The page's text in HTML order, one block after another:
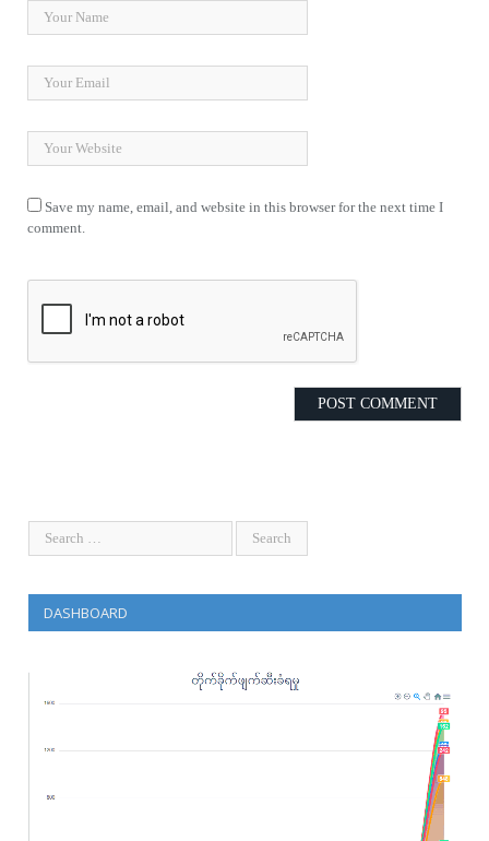
Save my name, email, and website in this browser for the next time I
comment.
DASHBOARD